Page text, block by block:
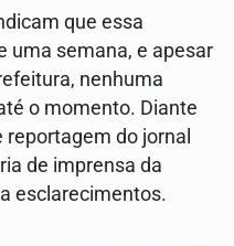
que essa
uma semana, e apesar
nenhuma
o momento. Diante
do jornal
de imprensa da
esclarecimentos.